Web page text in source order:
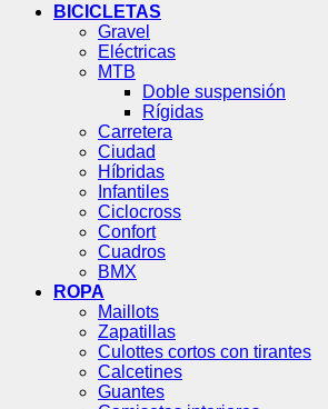
BICICLETAS
Gravel
Eléctricas
MTB
Doble suspensión
Rígidas
Carretera
Ciudad
Híbridas
Infantiles
Ciclocross
Confort
Cuadros
BMX
ROPA
Maillots
Zapatillas
Culottes cortos con tirantes
Calcetines
Guantes